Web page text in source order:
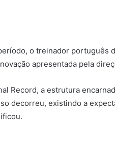
o treinador português
apresentada pela
Record, a estrutura
decorreu, existindo a